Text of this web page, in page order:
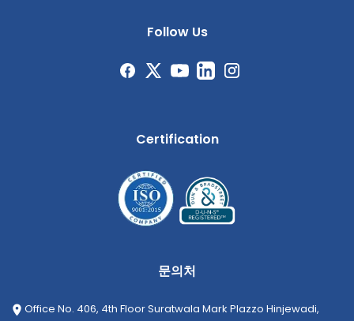
Follow Us
Certification
문의처
Office No. 406, 4th Floor Suratwala Mark Plazzo Hinjewadi,